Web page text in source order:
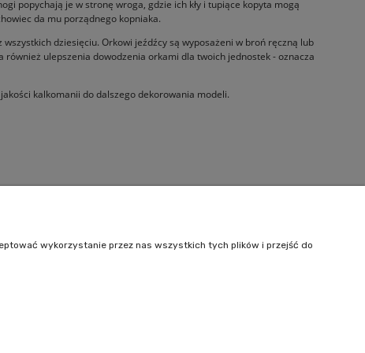
popychają je w stronę wroga, gdzie ich kły i tupiące kopyta mogą
da mu porządnego kopniaka.
dziesięciu. Orkowi jeźdźcy są wyposażeni w broń ręczną lub
ulepszenia dowodzenia orkami dla twoich jednostek - oznacza
kalkomanii do dalszego dekorowania modeli.
O nas
wykorzystanie przez nas wszystkich tych plików i przejść do